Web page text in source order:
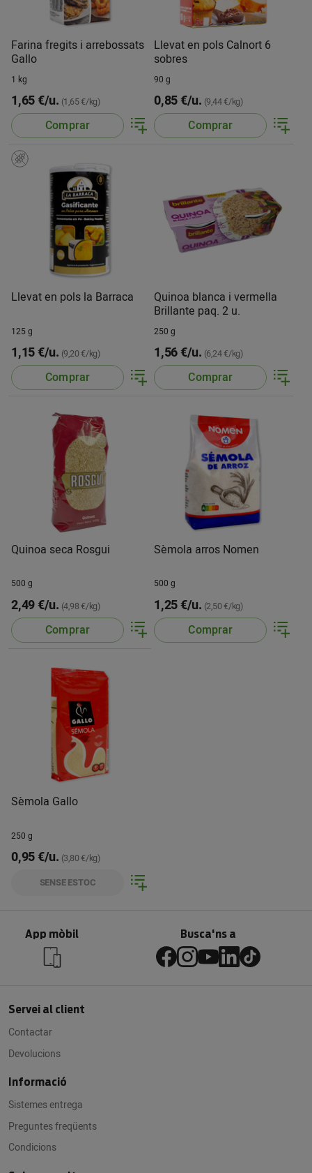
Farina fregits i arrebossats
Gallo
1 kg
1,65 €/u. (1,65 €/kg)
Comprar
Llevat en pols Calnort 6
sobres
90 g
0,85 €/u. (9,44 €/kg)
Comprar
Llevat en pols la Barraca
125 g
1,15 €/u. (9,20 €/kg)
Comprar
Quinoa blanca i vermella
Brillante paq. 2 u.
250 g
1,56 €/u. (6,24 €/kg)
Comprar
Quinoa seca Rosgui
500 g
2,49 €/u. (4,98 €/kg)
Comprar
Sèmola arros Nomen
500 g
1,25 €/u. (2,50 €/kg)
Comprar
Sèmola Gallo
250 g
0,95 €/u. (3,80 €/kg)
SENSE ESTOC
App mòbil Busca'ns a
Servei al client
Contactar
Devolucions
Informació
Sistemes entrega
Preguntes freqüents
Condicions